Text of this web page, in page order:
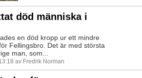
död människa i
en död kropp ur ett mindre
Fellingsbro. Det är med största
man, som...
av Fredrik Norman